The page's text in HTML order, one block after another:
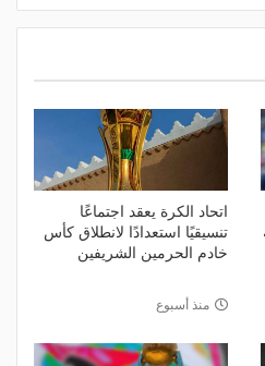
اتحاد الكرة يعقد اجتماعًا
تنسيقيًا استعدادًا لانطلاق كأس
خادم الحرمين الشريفين
منذ أسبوع